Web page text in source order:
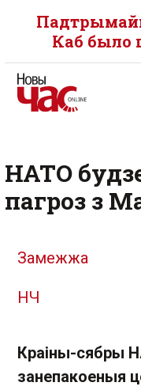
Каб было
НАТО
пагроз з
Замежжа
НЧ
Краіны-сябры
занепакоеныя